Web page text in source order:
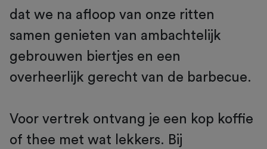
dat we na afloop van onze ritten
samen genieten van ambachtelijk
gebrouwen biertjes en een
overheerlijk gerecht van de barbecue.
Voor vertrek ontvang je een kop koffie
of thee met wat lekkers. Bij